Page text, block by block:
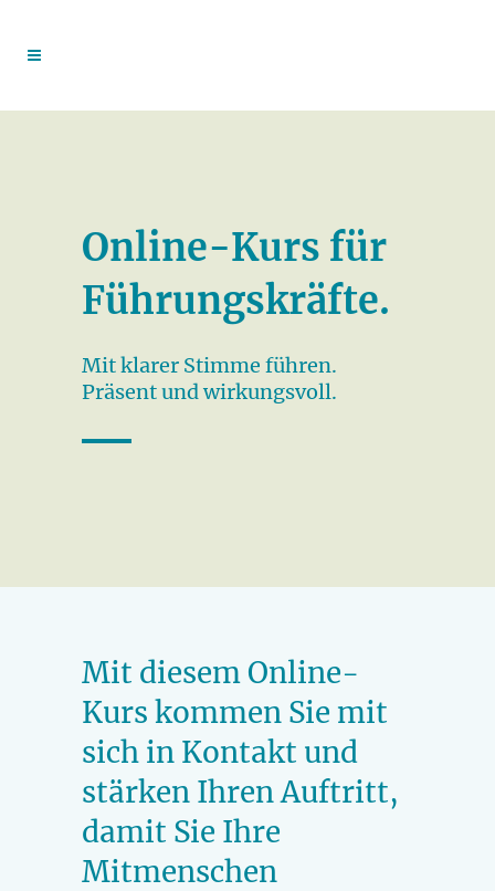
Online-Kurs für
Führungskräfte.
Mit klarer Stimme führen.
Präsent und wirkungsvoll.
Mit diesem Online-
Kurs kommen Sie mit
sich in Kontakt und
stärken Ihren Auftritt,
damit Sie Ihre
Mitmenschen